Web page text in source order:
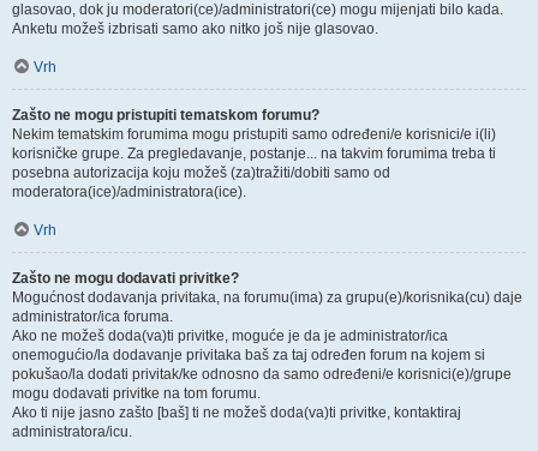
glasovao, dok ju moderatori(ce)/administratori(ce) mogu mijenjati bilo kada.
Anketu možeš izbrisati samo ako nitko još nije glasovao.
Vrh
Zašto ne mogu pristupiti tematskom forumu?
Nekim tematskim forumima mogu pristupiti samo određeni/e korisnici/e i(li)
korisničke grupe. Za pregledavanje, postanje... na takvim forumima treba ti
posebna autorizacija koju možeš (za)tražiti/dobiti samo od
moderatora(ice)/administratora(ice).
Vrh
Zašto ne mogu dodavati privitke?
Mogućnost dodavanja privitaka, na forumu(ima) za grupu(e)/korisnika(cu) daje
administrator/ica foruma.
Ako ne možeš doda(va)ti privitke, moguće je da je administrator/ica
onemogućio/la dodavanje privitaka baš za taj određen forum na kojem si
pokušao/la dodati privitak/ke odnosno da samo određeni/e korisnici(e)/grupe
mogu dodavati privitke na tom forumu.
Ako ti nije jasno zašto [baš] ti ne možeš doda(va)ti privitke, kontaktiraj
administratora/icu.